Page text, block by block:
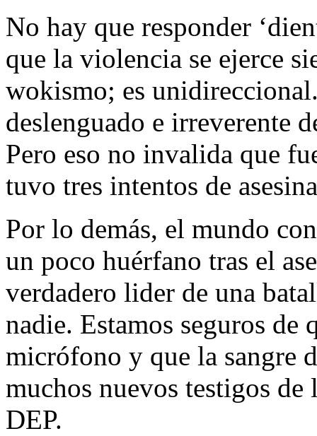
No hay que responder
que la violencia se ejerce
wokismo; es
deslenguado e irreverente
Pero eso no invalida que
tuvo tres intentos de
Por lo demás, el mundo
un poco huérfano tras el
verdadero lider de una
nadie. Estamos seguros de
micrófono y que la sangre
muchos nuevos testigos
DEP.